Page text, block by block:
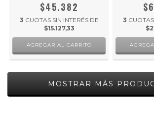
$45.382
3 CUOTAS SIN INTERÉS DE
$15.127,33
3
MOSTRAR MÁS